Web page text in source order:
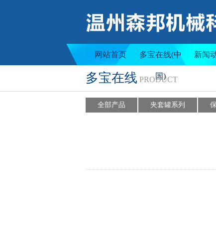
网站首页 多宝在线(中
国)
新闻
夹套罐系列
多宝在线 PRODUCT
全部产品 夹套罐系列